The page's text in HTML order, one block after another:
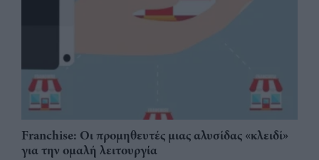
Franchise: Οι προμηθευτές μιας αλυσίδας «κλειδί»
για την ομαλή λειτουργία